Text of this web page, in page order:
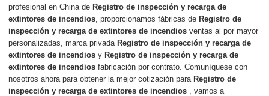
profesional en China de Registro de inspección y recarga de
extintores de incendios , proporcionamos fábricas de Registro de
inspección y recarga de extintores de incendios ventas al por mayor
personalizadas, marca privada Registro de inspección y recarga de
extintores de incendios y Registro de inspección y recarga de
extintores de incendios fabricación por contrato. Comuníquese con
nosotros ahora para obtener la mejor cotización para Registro de
inspección y recarga de extintores de incendios , vamos a